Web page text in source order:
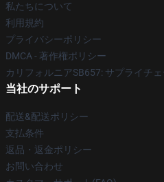
私たちについて
利用規約
プライバシーポリシー
DMCA - 著作権ポリシー
カリフォルニアSB657: サプライチ
当社のサポート
配送&配送ポリシー
支払条件
返品・返金ポリシー
お問い合わせ